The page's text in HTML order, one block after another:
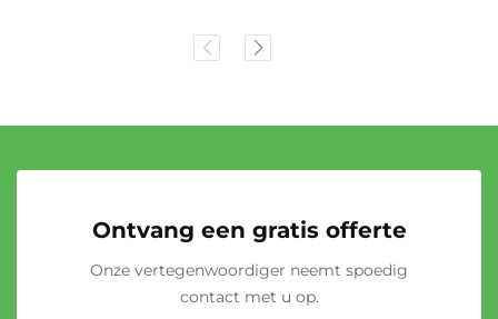
Ontvang een gratis offerte
Onze vertegenwoordiger neemt spoedig
contact met u op.